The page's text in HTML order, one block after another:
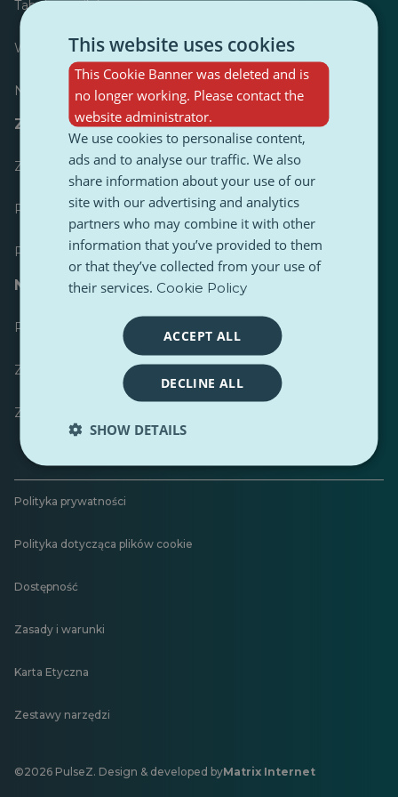
Tabela wyników
Większość opublikowanych
Najczęściej śledzony
Zasoby dla dziennikarzy
Zestawy narzędzi
Przewodnik stylistyczny treści PulseZ
Przewodnik po postach dla współtwórców PulseZ
Najczęściej zadawane pytania
Prześlij żądanie
Zgłoś problem
Zostaw opinię
Polityka prywatności
Polityka dotycząca plików cookie
Dostępność
Zasady i warunki
Karta Etyczna
Zestawy narzędzi
©2026 PulseZ. Design & developed byMatrix Internet
Otwiera
This website uses cookies
This Cookie Banner was deleted and is
no longer working. Please contact the
website administrator.
We use cookies to personalise content,
ads and to analyse our traffic. We also
share information about your use of our
site with our advertising and analytics
partners who may combine it with other
information that you’ve provided to them
or that they’ve collected from your use of
their services. Cookie Policy
ACCEPT ALL
DECLINE ALL
SHOW DETAILS